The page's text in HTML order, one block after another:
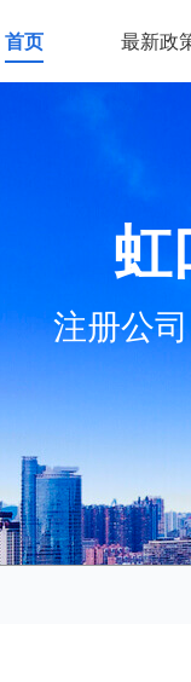
首页 最新政
虹
注册公